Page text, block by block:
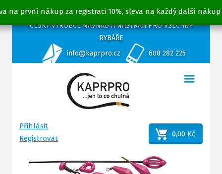
na první nákup za registraci 10%, sleva na každý další nákup
ČESKÝ VÝROBCE NÁVNAD A NÁSTRAH PRO VŠECHNY
RYBÁŘE
info@kaprpro.cz
608 282 225
Přihlásit
Registrovat
0,00 Kč